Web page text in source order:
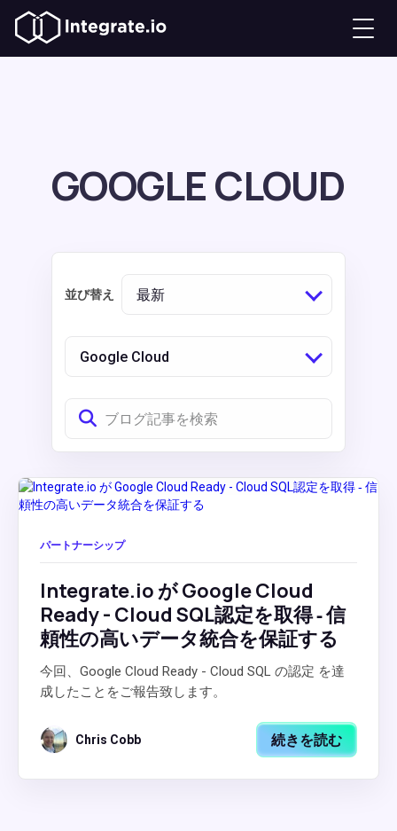
GOOGLE CLOUD
Google Cloud
並び替え 最新
パートナーシップ
Integrate.io が Google Cloud
Ready - Cloud SQL認定を取得 ‐ 信
頼性の高いデータ統合を保証する
今回、Google Cloud Ready - Cloud SQL の認定 を達
成したことをご報告致します。
Chris Cobb 続きを読む